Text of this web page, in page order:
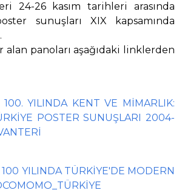
24-26 kasım tarihleri arasında
sunuşları XIX kapsamında
alan panoları aşağıdaki linklerden
YILINDA KENT VE MİMARLIK:
POSTER SUNUŞLARI 2004-
YILINDA TÜRKİYE'DE MODERN